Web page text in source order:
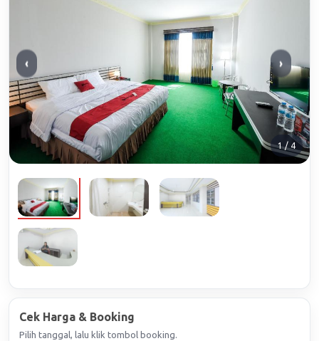
‹ ›
1 / 4
Cek Harga & Booking
Pilih tanggal, lalu klik tombol booking.